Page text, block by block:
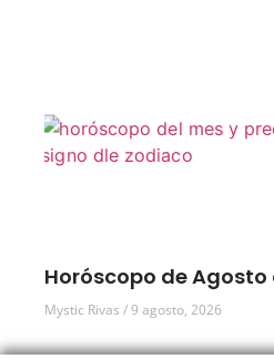
Horóscopo de Agosto
Mystic Rivas 9 agosto, 2026